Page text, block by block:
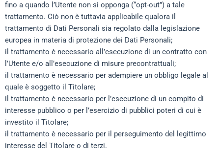
fino a quando l’Utente non si opponga (“opt-out”) a tale
trattamento. Ciò non è tuttavia applicabile qualora il
trattamento di Dati Personali sia regolato dalla legislazione
europea in materia di protezione dei Dati Personali;
il trattamento è necessario all’esecuzione di un contratto con
l’Utente e/o all’esecuzione di misure precontrattuali;
il trattamento è necessario per adempiere un obbligo legale al
quale è soggetto il Titolare;
il trattamento è necessario per l’esecuzione di un compito di
interesse pubblico o per l’esercizio di pubblici poteri di cui è
investito il Titolare;
il trattamento è necessario per il perseguimento del legittimo
interesse del Titolare o di terzi.